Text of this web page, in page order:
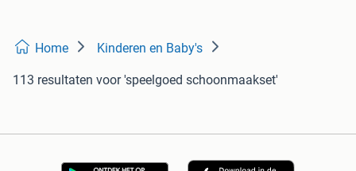
Home Kinderen en Baby's
113 resultaten voor 'speelgoed schoonmaakset'